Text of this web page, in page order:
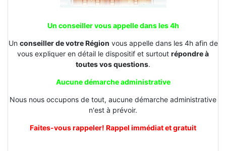
Un conseiller vous appelle dans les 4h
Un conseiller de votre Région vous appelle dans les 4h afin de
vous expliquer en détail le dispositif et surtout répondre à
toutes vos questions.
Aucune démarche administrative
Nous nous occupons de tout, aucune démarche administrative
n'est à prévoir.
Faites-vous rappeler! Rappel immédiat et gratuit